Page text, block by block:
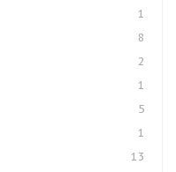
1
8
2
1
5
1
13